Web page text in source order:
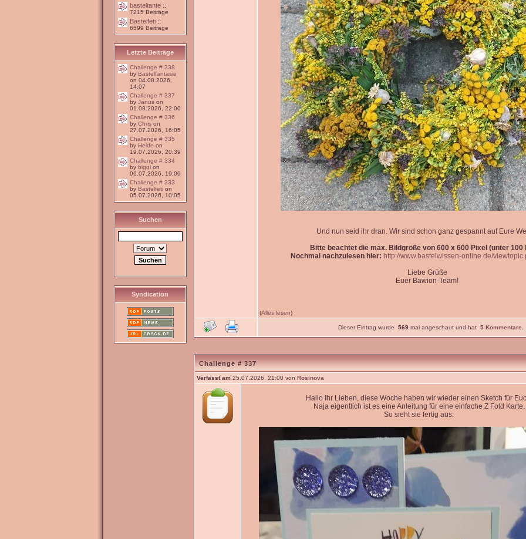
basteltante ::
7215 Beiträge
Bastelfeti ::
6599 Beiträge
Letzte Beiträge
Challenge # 338
by Bastelfantasie
on 04.08.2026,
14:07
Challenge # 337
by Januson
01.08.2026, 22:00
Challenge # 336
by Chrison
27.07.2026, 16:05
Challenge # 335
by Heide on
19.07.2026, 20:39
Challenge # 334
by biggion
06.07.2026, 19:00
Challenge # 333
by Bastelfetion
05.07.2026, 10:05
Suchen
Syndication
Und nun seid ihr dran. Wir sind schon ganz gespannt auf Eure
Bitte beachtet die max. Bildgröße von 600 x 600 Pixel (unter 100
Nochmal nachzulesen hier: http://www.bastelwissen-online.de/
Liebe Grüße
Euer Bawion-Team!
(Alles lesen)
Dieser Eintrag wurde 569mal angeschaut und hat 5 Kommentare
Challenge # 337
Verfasst am25.07.2026, 21:00 von Rosinova
Hallo Ihr Lieben, diese Woche haben wir wieder einen Sketch für
Naja eigentlich ist es eine Anleitung für eine einfache Z Fold Karte.
So sieht sie fertig aus: